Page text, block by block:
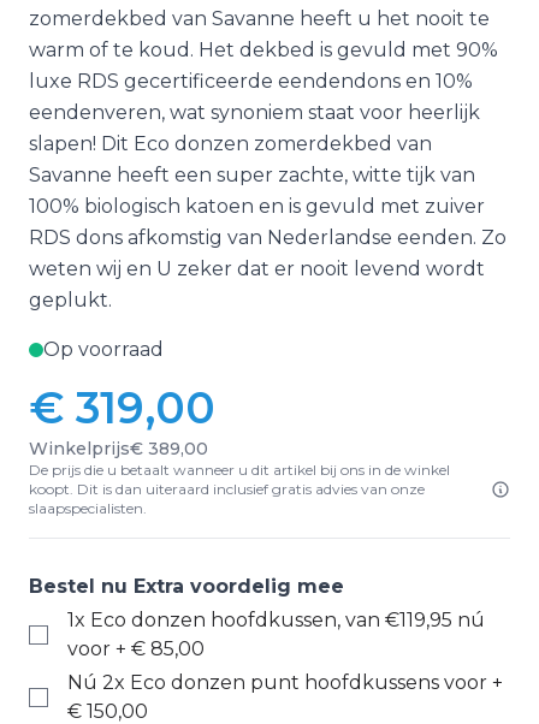
zomerdekbed van Savanne heeft u het nooit te
warm of te koud. Het dekbed is gevuld met 90%
luxe RDS gecertificeerde eendendons en 10%
eendenveren, wat synoniem staat voor heerlijk
slapen! Dit Eco donzen zomerdekbed van
Savanne heeft een super zachte, witte tijk van
100% biologisch katoen en is gevuld met zuiver
RDS dons afkomstig van Nederlandse eenden. Zo
weten wij en U zeker dat er nooit levend wordt
geplukt.
Op voorraad
€ 319,00
Winkelprijs€ 389,00
De prijs die u betaalt wanneer u dit artikel bij ons in de winkel
koopt. Dit is dan uiteraard inclusief gratis advies van onze
slaapspecialisten.
Bestel nu Extra voordelig mee
1x Eco donzen hoofdkussen, van €119,95 nú
voor + € 85,00
Nú 2x Eco donzen punt hoofdkussens voor +
€ 150,00